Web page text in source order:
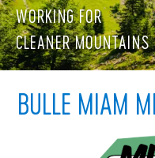
WORKING FOR
CLEANER MOUNTAINS
BULLE MIAM